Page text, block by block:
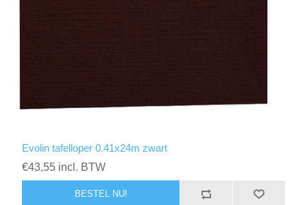
Evolin tafelloper 0.41x24m zwart
€43,55 incl. BTW